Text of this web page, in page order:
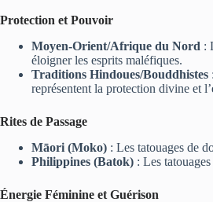
Protection et Pouvoir
Moyen-Orient/Afrique du Nord :
éloigner les esprits maléfiques.
Traditions Hindoues/Bouddhistes
représentent la protection divine et
Rites de Passage
Māori (Moko) : Les tatouages de
Philippines (Batok) : Les
Énergie Féminine et Guérison